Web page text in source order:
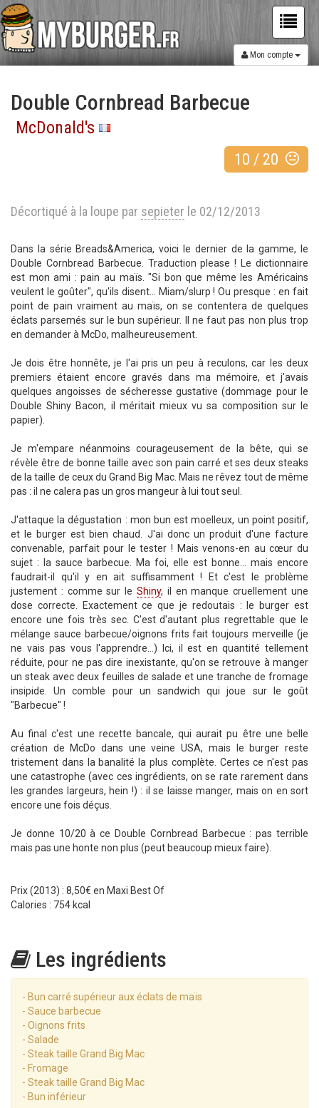
Mon compte
Double Cornbread Barbecue
McDonald's
10 / 20
Décortiqué à la loupe par sepieter le 02/12/2013
Dans la série Breads&America, voici le dernier de la gamme, le
Double Cornbread Barbecue. Traduction please ! Le dictionnaire
est mon ami : pain au maïs. "Si bon que même les Américains
veulent le goûter", qu'ils disent... Miam/slurp ! Ou presque : en fait
point de pain vraiment au maïs, on se contentera de quelques
éclats parsemés sur le bun supérieur. Il ne faut pas non plus trop
en demander à McDo, malheureusement.
Je dois être honnête, je l'ai pris un peu à reculons, car les deux
premiers étaient encore gravés dans ma mémoire, et j'avais
quelques angoisses de sécheresse gustative (dommage pour le
Double Shiny Bacon, il méritait mieux vu sa composition sur le
papier).
Je m'empare néanmoins courageusement de la bête, qui se
révèle être de bonne taille avec son pain carré et ses deux steaks
de la taille de ceux du Grand Big Mac. Mais ne rêvez tout de même
pas : il ne calera pas un gros mangeur à lui tout seul.
J'attaque la dégustation : mon bun est moelleux, un point positif,
et le burger est bien chaud. J'ai donc un produit d'une facture
convenable, parfait pour le tester ! Mais venons-en au cœur du
sujet : la sauce barbecue. Ma foi, elle est bonne... mais encore
faudrait-il qu'il y en ait suffisamment ! Et c'est le problème
justement : comme sur le Shiny, il en manque cruellement une
dose correcte. Exactement ce que je redoutais : le burger est
encore une fois très sec. C'est d'autant plus regrettable que le
mélange sauce barbecue/oignons frits fait toujours merveille (je
ne vais pas vous l'apprendre...) Ici, il est en quantité tellement
réduite, pour ne pas dire inexistante, qu'on se retrouve à manger
un steak avec deux feuilles de salade et une tranche de fromage
insipide. Un comble pour un sandwich qui joue sur le goût
"Barbecue" !
Au final c'est une recette bancale, qui aurait pu être une belle
création de McDo dans une veine USA, mais le burger reste
tristement dans la banalité la plus complète. Certes ce n'est pas
une catastrophe (avec ces ingrédients, on se rate rarement dans
les grandes largeurs, hein !) : il se laisse manger, mais on en sort
encore une fois déçus.
Je donne 10/20 à ce Double Cornbread Barbecue : pas terrible
mais pas une honte non plus (peut beaucoup mieux faire).
Prix (2013) : 8,50€ en Maxi Best Of
Calories : 754 kcal
Les ingrédients
- Bun carré supérieur aux éclats de maïs
- Sauce barbecue
- Oignons frits
- Salade
- Steak taille Grand Big Mac
- Fromage
- Steak taille Grand Big Mac
- Bun inférieur